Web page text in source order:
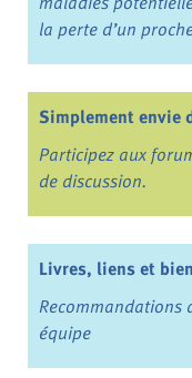
la perte d’un
Simplement envie
Participez aux
de discussion.
Livres, liens et
Recommandations
équipe